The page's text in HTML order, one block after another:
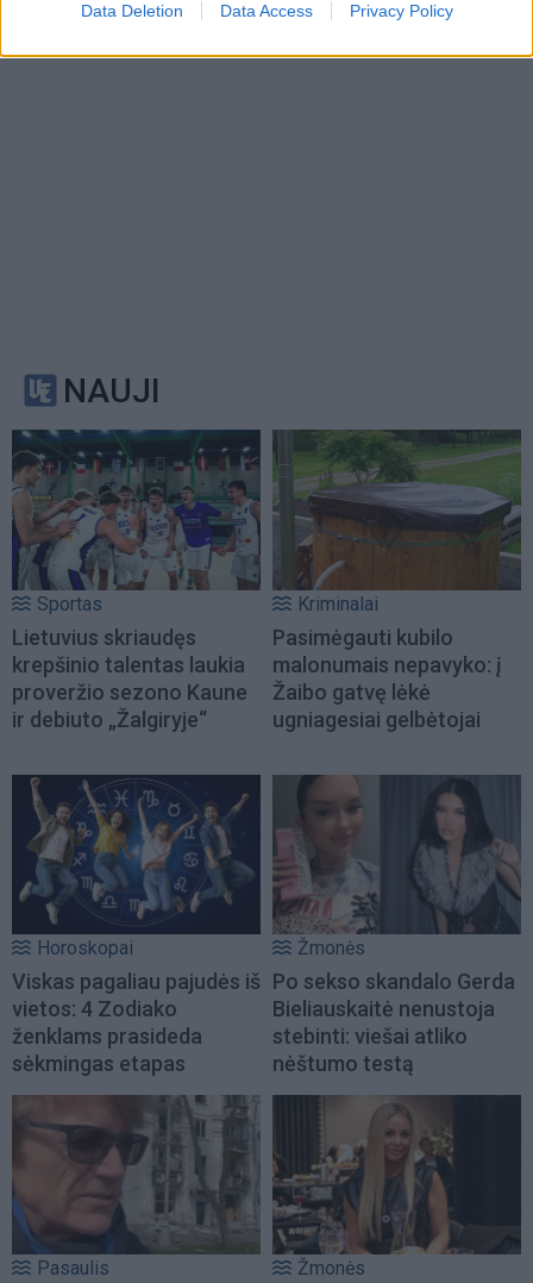
Data Deletion Data Access Privacy Policy
NAUJI
Sportas
Lietuvius skriaudęs
krepšinio talentas laukia
proveržio sezono Kaune
ir debiuto „Žalgiryje“
Kriminalai
Pasimėgauti kubilo
malonumais nepavyko: į
Žaibo gatvę lėkė
ugniagesiai gelbėtojai
Horoskopai
Viskas pagaliau pajudės iš
vietos: 4 Zodiako
ženklams prasideda
sėkmingas etapas
Žmonės
Po sekso skandalo Gerda
Bieliauskaitė nenustoja
stebinti: viešai atliko
nėštumo testą
Pasaulis Žmonės